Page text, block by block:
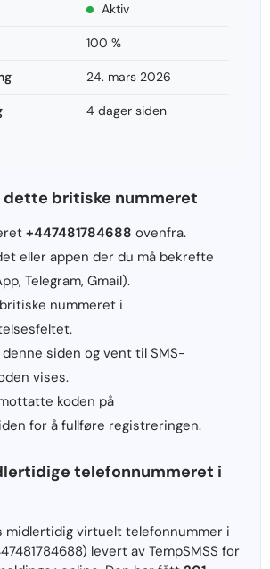
Aktiv
100 %
24. mars 2026
4 dager siden
dette britiske nummeret
+447481784688 ovenfra.
eller appen der du må bekrefte
Telegram, Gmail).
nummeret i
siden og vent til SMS-
vises.
koden på
for å fullføre registreringen.
telefonnummeret i
midlertidig virtuelt telefonnummer i
levert av TempSMSS for